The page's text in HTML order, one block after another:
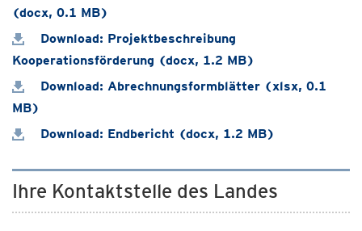
(docx, 0.1 MB)
Download: Projektbeschreibung
Kooperationsförderung (docx, 1.2 MB)
Download: Abrechnungsformblätter (xlsx, 0.1
MB)
Download: Endbericht (docx, 1.2 MB)
Ihre Kontaktstelle des Landes